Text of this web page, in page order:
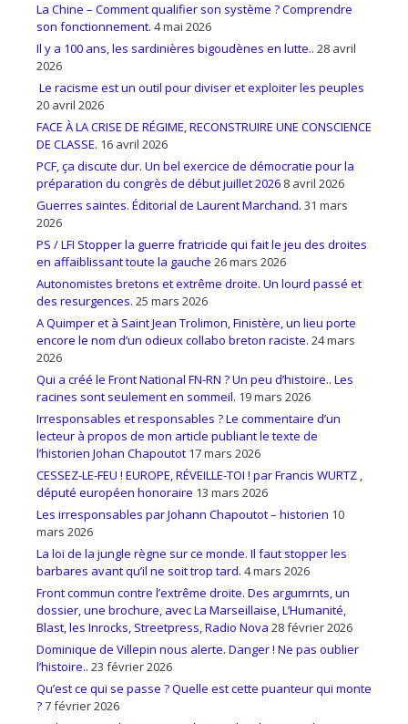
La Chine – Comment qualifier son système ? Comprendre
son fonctionnement. 4 mai 2026
Il y a 100 ans, les sardinières bigoudènes en lutte.. 28 avril
2026
Le racisme est un outil pour diviser et exploiter les peuples
20 avril 2026
FACE À LA CRISE DE RÉGIME, RECONSTRUIRE UNE CONSCIENCE
DE CLASSE. 16 avril 2026
PCF, ça discute dur. Un bel exercice de démocratie pour la
préparation du congrès de début juillet 2026 8 avril 2026
Guerres saintes. Éditorial de Laurent Marchand. 31 mars
2026
PS / LFI Stopper la guerre fratricide qui fait le jeu des droites
en affaiblissant toute la gauche 26 mars 2026
Autonomistes bretons et extrême droite. Un lourd passé et
des resurgences. 25 mars 2026
A Quimper et à Saint Jean Trolimon, Finistère, un lieu porte
encore le nom d’un odieux collabo breton raciste. 24 mars
2026
Qui a créé le Front National FN-RN ? Un peu d’histoire.. Les
racines sont seulement en sommeil. 19 mars 2026
Irresponsables et responsables ? Le commentaire d’un
lecteur à propos de mon article publiant le texte de
l’historien Johan Chapoutot 17 mars 2026
CESSEZ-LE-FEU ! EUROPE, RÉVEILLE-TOI ! par Francis WURTZ ,
député européen honoraire 13 mars 2026
Les irresponsables par Johann Chapoutot – historien 10
mars 2026
La loi de la jungle règne sur ce monde. Il faut stopper les
barbares avant qu’il ne soit trop tard. 4 mars 2026
Front commun contre l’extrême droite. Des argumrnts, un
dossier, une brochure, avec La Marseillaise, L’Humanité,
Blast, les Inrocks, Streetpress, Radio Nova 28 février 2026
Dominique de Villepin nous alerte. Danger ! Ne pas oublier
l’histoire.. 23 février 2026
Qu’est ce qui se passe ? Quelle est cette puanteur qui monte
?7 février 2026